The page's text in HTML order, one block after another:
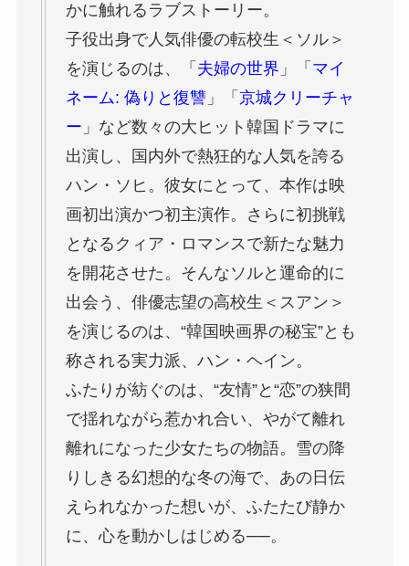
かに触れるラブストーリー。
子役出身で人気俳優の転校生＜ソル＞
を演じるのは、「 夫婦の世界 」「 マイ
ネーム: 偽りと復讐」「 京城クリーチャ
ー 」など数々の大ヒット韓国ドラマに
出演し、国内外で熱狂的な人気を誇る
ハン・ソヒ。彼女にとって、本作は映
画初出演かつ初主演作。さらに初挑戦
となるクィア・ロマンスで新たな魅力
を開花させた。そんなソルと運命的に
出会う、俳優志望の高校生＜スアン＞
を演じるのは、“韓国映画界の秘宝”とも
称される実力派、ハン・ヘイン。
ふたりが紡ぐのは、“友情”と“恋”の狭間
で揺れながら惹かれ合い、やがて離れ
離れになった少女たちの物語。雪の降
りしきる幻想的な冬の海で、あの日伝
えられなかった想いが、ふたたび静か
に、心を動かしはじめる──。